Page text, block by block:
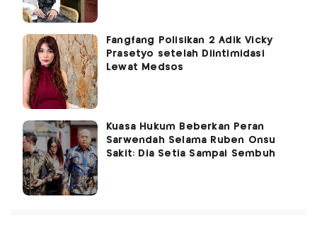
Fangfang Polisikan 2 Adik Vicky
Prasetyo setelah Diintimidasi
Lewat Medsos
Kuasa Hukum Beberkan Peran
Sarwendah Selama Ruben Onsu
Sakit: Dia Setia Sampai Sembuh